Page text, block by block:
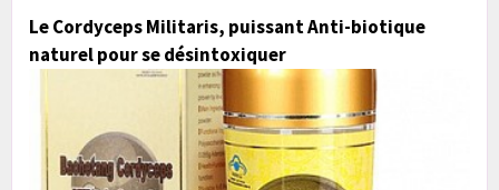
Le Cordyceps Militaris, puissant Anti-biotique
naturel pour se désintoxiquer